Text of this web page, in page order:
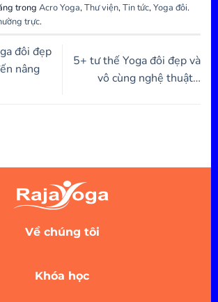
trong Acro Yoga,Thư viện,Tin tức,Yoga đôi.
trực.
đôi đẹp
nâng
5+ tư thế Yoga đôi đẹp và
vô cùng nghệ thuật…
Về chúng tôi
Khóa học